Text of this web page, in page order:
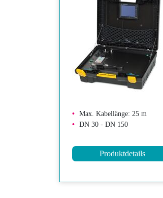
Max. Kabellänge: 25 m
DN 30 - DN 150
Produktdetails